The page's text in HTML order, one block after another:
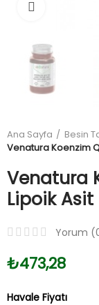
Ana Sayfa Besin
Venatura Koenzim
Venatura
Lipoik
Yorum (
₺473,28
Havale Fiyatı